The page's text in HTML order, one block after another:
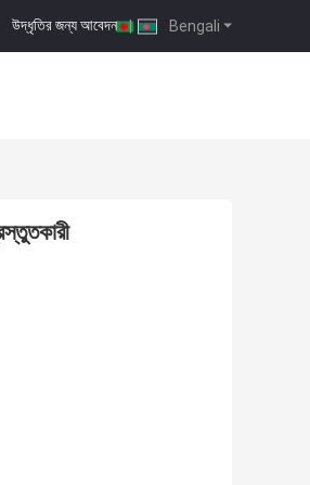
Bengali
উদ্ধৃতির জন্য আবেদন |